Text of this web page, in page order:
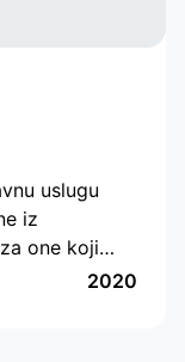
uslugu
iz
one koji
sami kupuju
s
2020